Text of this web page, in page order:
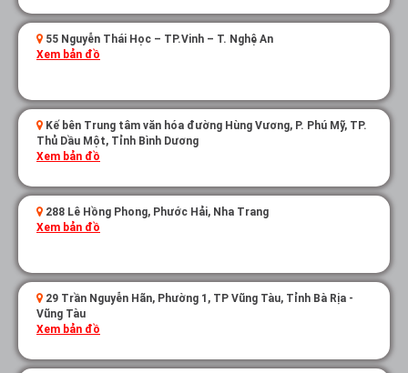
55 Nguyễn Thái Học – TP.Vinh – T. Nghệ An
Xem bản đồ
Kế bên Trung tâm văn hóa đường Hùng Vương, P. Phú Mỹ, TP.
Thủ Dầu Một, Tỉnh Bình Dương
Xem bản đồ
288 Lê Hồng Phong, Phước Hải, Nha Trang
Xem bản đồ
29 Trần Nguyễn Hãn, Phường 1, TP Vũng Tàu, Tỉnh Bà Rịa -
Vũng Tàu
Xem bản đồ